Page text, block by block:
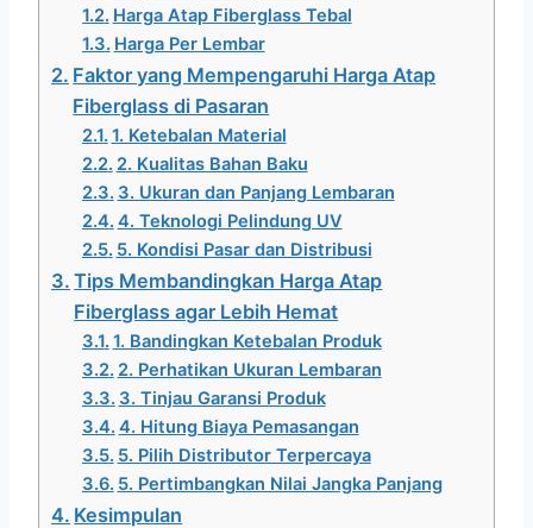
Harga Atap Fiberglass Tebal
Harga Per Lembar
Faktor yang Mempengaruhi Harga Atap
Fiberglass di Pasaran
1. Ketebalan Material
2. Kualitas Bahan Baku
3. Ukuran dan Panjang Lembaran
4. Teknologi Pelindung UV
5. Kondisi Pasar dan Distribusi
Tips Membandingkan Harga Atap
Fiberglass agar Lebih Hemat
1. Bandingkan Ketebalan Produk
2. Perhatikan Ukuran Lembaran
3. Tinjau Garansi Produk
4. Hitung Biaya Pemasangan
5. Pilih Distributor Terpercaya
5. Pertimbangkan Nilai Jangka Panjang
Kesimpulan